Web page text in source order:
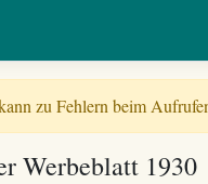
zu Fehlern beim
Werbeblatt 1930